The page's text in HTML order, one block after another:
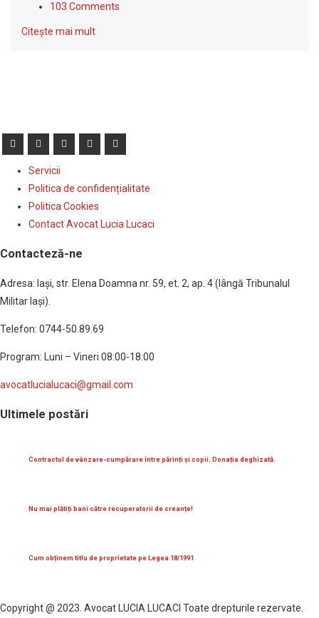
103 Comments
Citește mai mult
Servicii
Politica de confidențialitate
Politica Cookies
Contact Avocat Lucia Lucaci
Contacteză-ne
Adresa: Iaşi, str. Elena Doamna nr. 59, et. 2, ap. 4 (lângă Tribunalul
Militar Iaşi).
Telefon: 0744-50.89.69
Program: Luni – Vineri 08:00-18:00
avocatlucialucaci@gmail.com
Ultimele postări
Contractul de vânzare-cumpărare între părinți și copii. Donația deghizată.
Nu mai plătiți bani către recuperatorii de creanțe!
Cum obținem titlu de proprietate pe Legea 18/1991
Copyright @ 2023. Avocat LUCIA LUCACI Toate drepturile rezervate.